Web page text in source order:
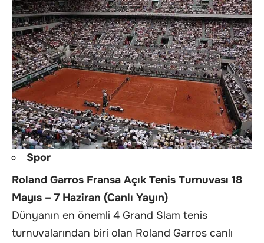
Spor
Roland Garros Fransa Açık Tenis Turnuvası 18
Mayıs – 7 Haziran (Canlı Yayın)
Dünyanın en önemli 4 Grand Slam tenis
turnuvalarından biri olan Roland Garros canlı